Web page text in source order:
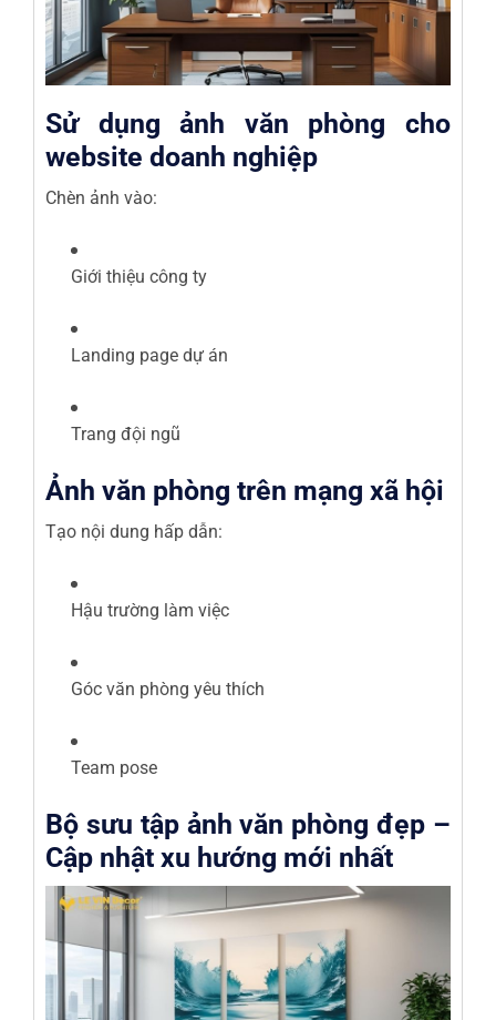
Sử dụng ảnh văn phòng cho
website doanh nghiệp
Chèn ảnh vào:
Giới thiệu công ty
Landing page dự án
Trang đội ngũ
Ảnh văn phòng trên mạng xã hội
Tạo nội dung hấp dẫn:
Hậu trường làm việc
Góc văn phòng yêu thích
Team pose
Bộ sưu tập ảnh văn phòng đẹp –
Cập nhật xu hướng mới nhất